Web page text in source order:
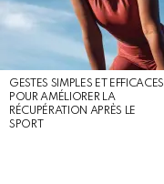
GESTES SIMPLES ET EFFICACES
POUR AMÉLIORER LA
RÉCUPÉRATION APRÈS LE
SPORT